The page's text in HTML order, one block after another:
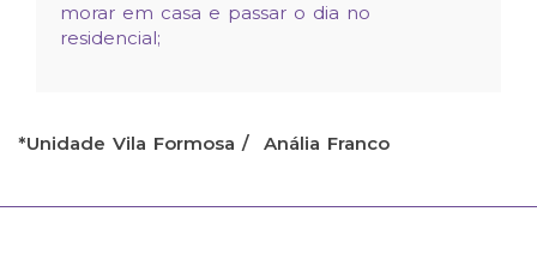
morar em casa e passar o dia no
residencial;
*Unidade Vila Formosa / Anália Franco